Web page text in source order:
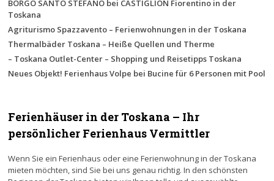
BORGO SANTO STEFANO bei CASTIGLION Fiorentino in der
Toskana
Agriturismo Spazzavento – Ferienwohnungen in der Toskana
Thermalbäder Toskana – Heiße Quellen und Therme
– Toskana Outlet-Center – Shopping und Reisetipps Toskana
Neues Objekt! Ferienhaus Volpe bei Bucine für 6 Personen mit Pool
Ferienhäuser in der Toskana – Ihr
persönlicher Ferienhaus Vermittler
Wenn Sie ein Ferienhaus oder eine Ferienwohnung in der Toskana
mieten möchten, sind Sie bei uns genau richtig. In den schönsten